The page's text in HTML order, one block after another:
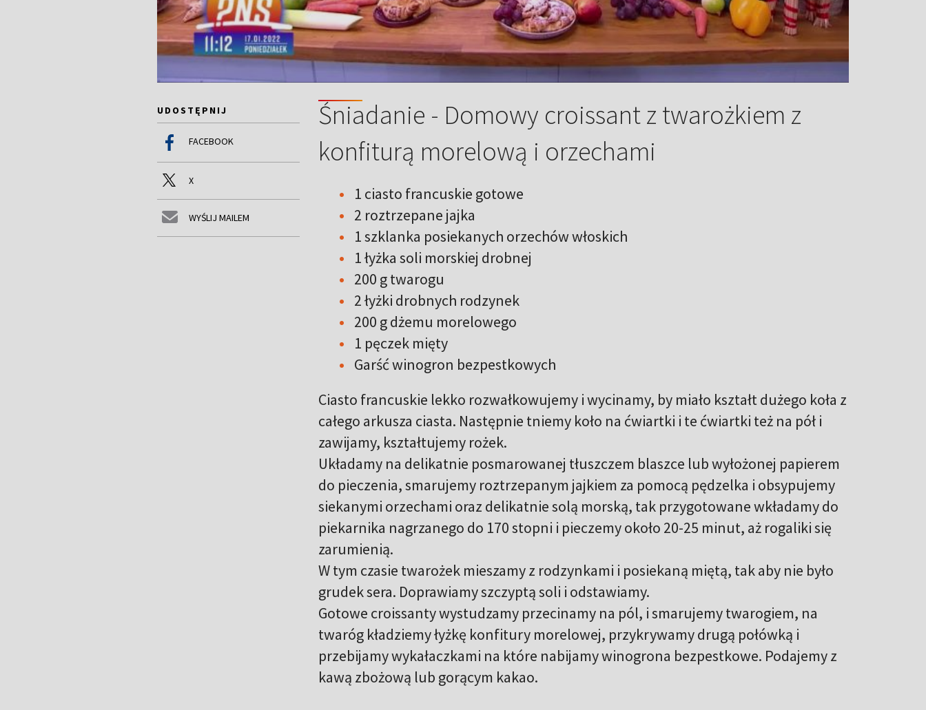
UDOSTĘPNIJ
FACEBOOK
X
WYŚLIJ MAILEM
Śniadanie - Domowy croissant z twarożkiem z
konfiturą morelową i orzechami
1 ciasto francuskie gotowe
2 roztrzepane jajka
1 szklanka posiekanych orzechów włoskich
1 łyżka soli morskiej drobnej
200 g twarogu
2 łyżki drobnych rodzynek
200 g dżemu morelowego
1 pęczek mięty
Garść winogron bezpestkowych
Ciasto francuskie lekko rozwałkowujemy i wycinamy, by miało kształt dużego koła z
całego arkusza ciasta. Następnie tniemy koło na ćwiartki i te ćwiartki też na pół i
zawijamy, kształtujemy rożek.
Układamy na delikatnie posmarowanej tłuszczem blaszce lub wyłożonej papierem
do pieczenia, smarujemy roztrzepanym jajkiem za pomocą pędzelka i obsypujemy
siekanymi orzechami oraz delikatnie solą morską, tak przygotowane wkładamy do
piekarnika nagrzanego do 170 stopni i pieczemy około 20-25 minut, aż rogaliki się
zarumienią.
W tym czasie twarożek mieszamy z rodzynkami i posiekaną miętą, tak aby nie było
grudek sera. Doprawiamy szczyptą soli i odstawiamy.
Gotowe croissanty wystudzamy przecinamy na pól, i smarujemy twarogiem, na
twaróg kładziemy łyżkę konfitury morelowej, przykrywamy drugą połówką i
przebijamy wykałaczkami na które nabijamy winogrona bezpestkowe. Podajemy z
kawą zbożową lub gorącym kakao.